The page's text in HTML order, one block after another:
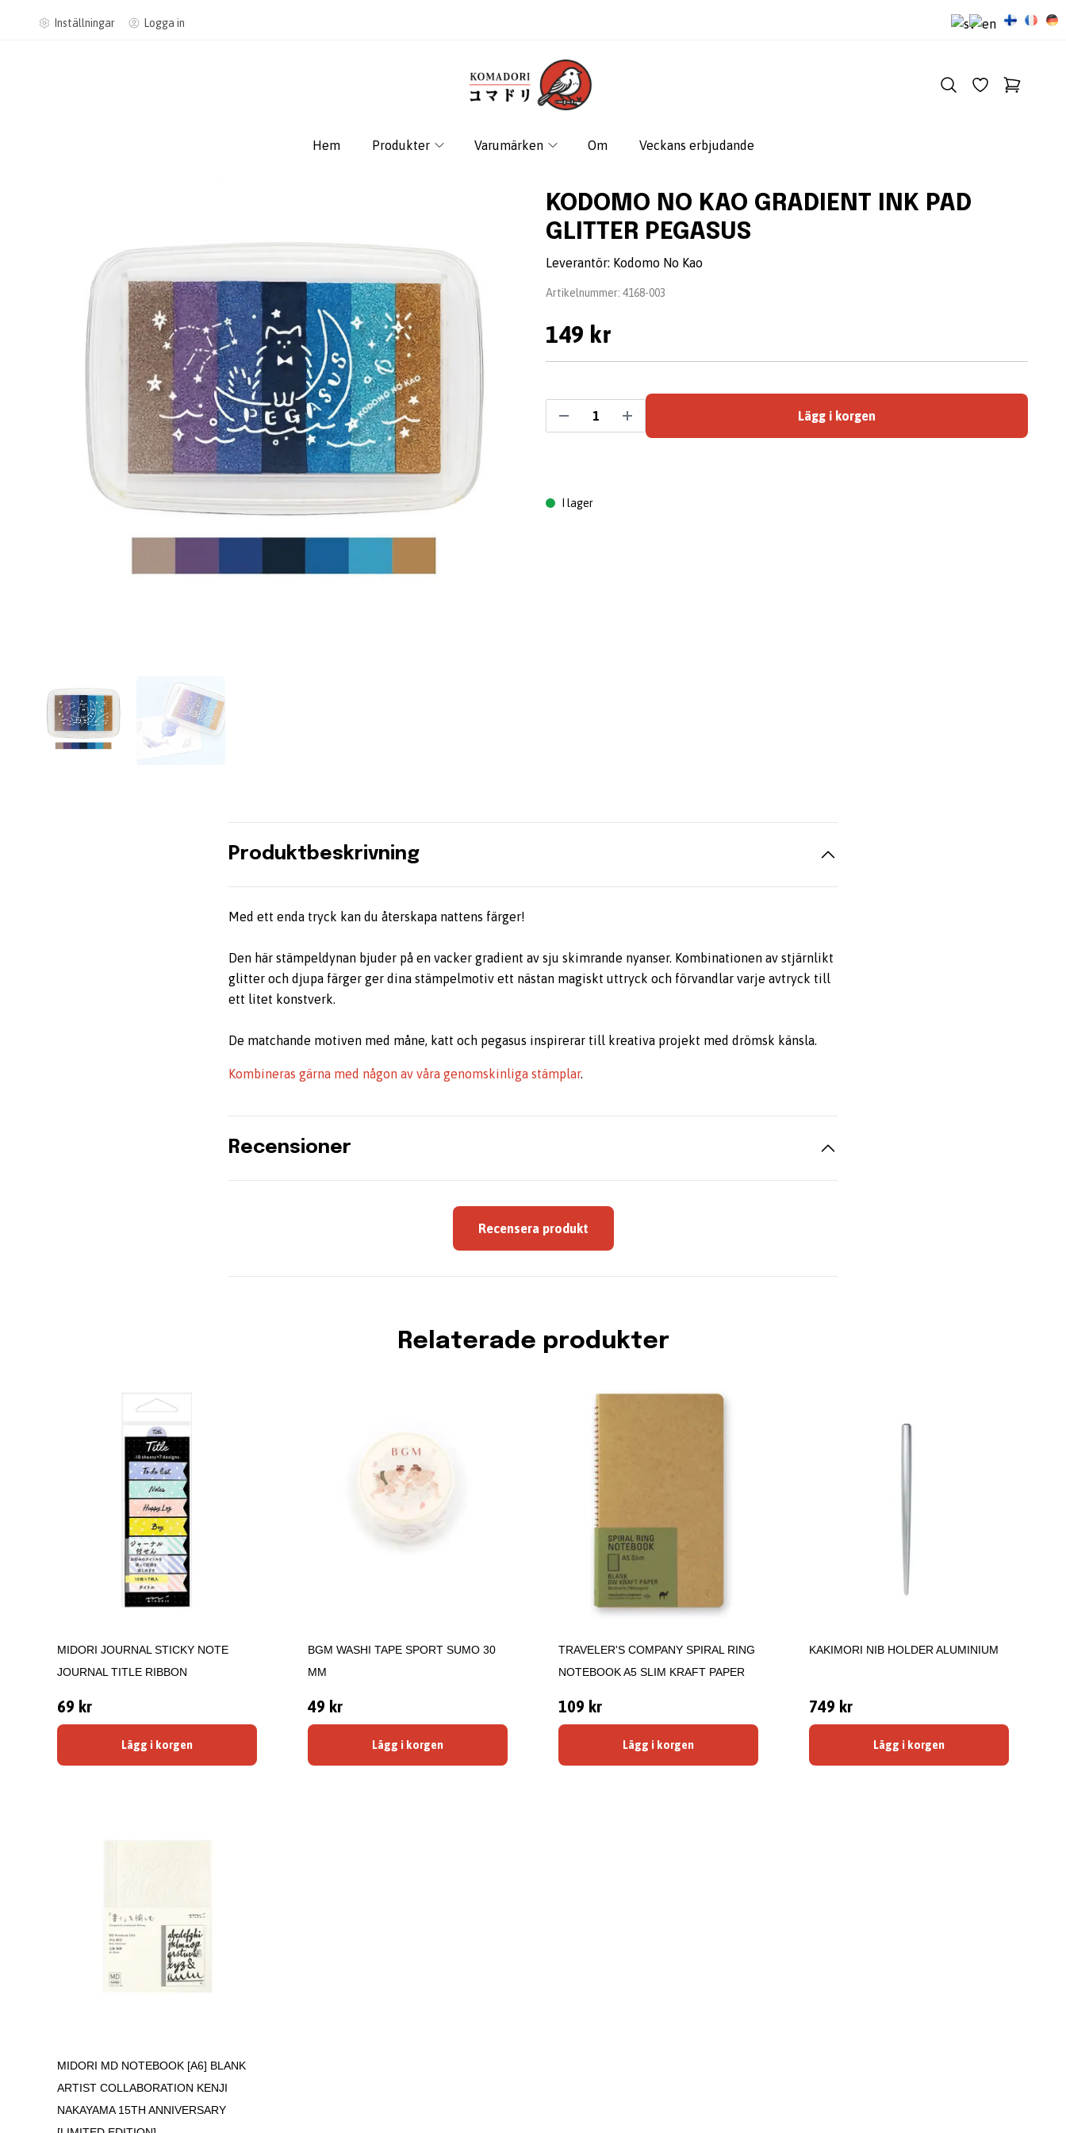
Inställningar Logga in
Hem Produkter Varumärken Om Veckans erbjudande
KODOMO NO KAO GRADIENT INK PAD
GLITTER PEGASUS
Leverantör: Kodomo No Kao
Artikelnummer: 4168-003
149 kr
Lägg i korgen
I lager
Produktbeskrivning
Med ett enda tryck kan du återskapa nattens färger!
Den här stämpeldynan bjuder på en vacker gradient av sju skimrande nyanser. Kombinationen av stjärnlikt
glitter och djupa färger ger dina stämpelmotiv ett nästan magiskt uttryck och förvandlar varje avtryck till
ett litet konstverk.
De matchande motiven med måne, katt och pegasus inspirerar till kreativa projekt med drömsk känsla.
Kombineras gärna med någon av våra genomskinliga stämplar.
Recensioner
Recensera produkt
Relaterade produkter
MIDORI JOURNAL STICKY NOTE
JOURNAL TITLE RIBBON
69 kr
Lägg i korgen
BGM WASHI TAPE SPORT SUMO 30
MM
49 kr
Lägg i korgen
TRAVELER'S COMPANY SPIRAL RING
NOTEBOOK A5 SLIM KRAFT PAPER
109 kr
Lägg i korgen
KAKIMORI NIB HOLDER ALUMINIUM
749 kr
Lägg i korgen
MIDORI MD NOTEBOOK [A6] BLANK
ARTIST COLLABORATION KENJI
NAKAYAMA 15TH ANNIVERSARY